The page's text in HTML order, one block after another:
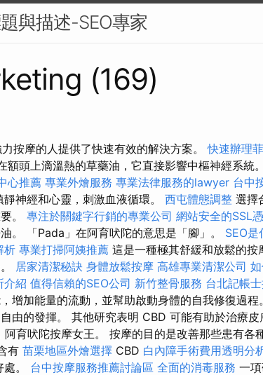
與描述-SEO專家
(169)
按摩的人提供了快速有效的解決方案。快速辦理
額頭上滴溫熱的草藥油，它直接影響中樞神經系統。
心推薦 專業外燴服務 專業法律服務的lawyer 台中
神經和心靈，刺激血液循環。 西屯體態調整 選擇
。 專注於關鍵字行銷的專業公司 網站安全的SSL
。 「Pada」在阿育吠陀的意思是「腳」。 SEO是
析 專業打掃阿姨推薦 這是一種極其舒緩和放鬆的按
居家清潔秘訣 身體放鬆按摩 高雄專業清潔公司
介紹 值得信賴的SEO公司 新竹整骨服務 台北記帳
增加能量的流動，並幫助啟動身體的自我修復過程
由的發揮。 其他研究表明 CBD 可能有助於治療皮
育吠陀按摩女王。 按摩的目的是改善那些患有各
有 苗栗地區外燴選擇 CBD 白內障手術費用透明分
。 台中按摩服務推薦討論區 全面的消毒服務 一